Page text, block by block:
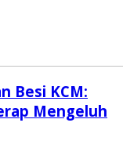
Besi KCM:
Mengeluh